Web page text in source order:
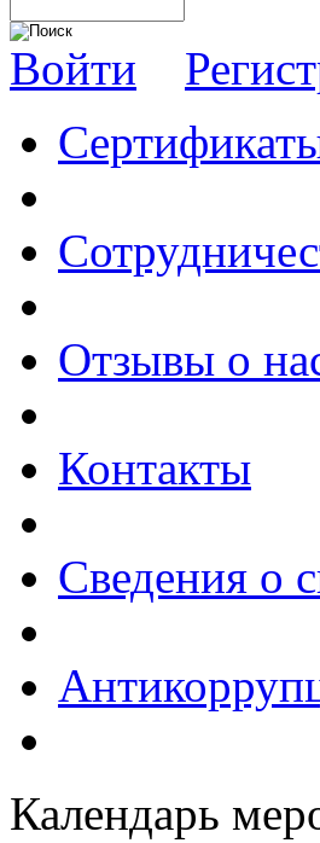
Войти
Отзывы о
Контакты
Сведения о
Календарь